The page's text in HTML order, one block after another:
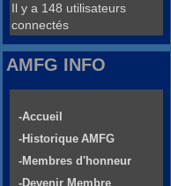
Il y a 148 utilisateurs
connectés
AMFG INFO
-Accueil
-Historique AMFG
-Membres d'honneur
-Devenir Membre